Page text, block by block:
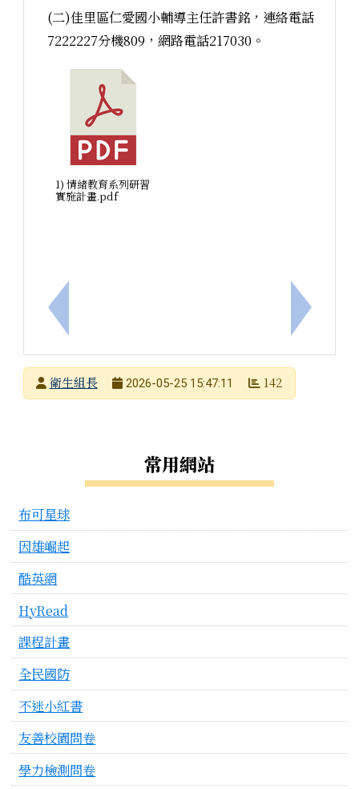
上一筆：115年臺南市環境知識競賽活動須知1份，請
(二)佳里區仁愛國小輔導主任許書銘，連絡電話
7222227分機809，網路電話217030。
1) 情緒教育系列研習
實施計畫.pdf
下一筆：
發布者衛生組長
2026-05-25 15:47:11 142
常用網站
布可星球
因雄崛起
酷英網
HyRead
課程計畫
全民國防
不迷小紅書
友善校園問卷
學力檢測問卷